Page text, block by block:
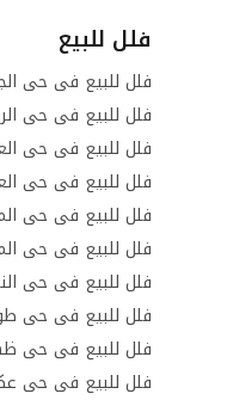
فلل للبيع
فلل للبيع فى حى
فلل للبيع فى حى
فلل للبيع فى حى
فلل للبيع فى حى
فلل للبيع فى حى
فلل للبيع فى حى
فلل للبيع فى حى
فلل للبيع فى حى
فلل للبيع فى حى
فلل للبيع فى حى